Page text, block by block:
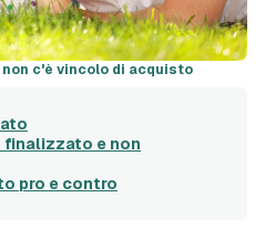
c'è vincolo di acquisto
e non
pro e contro